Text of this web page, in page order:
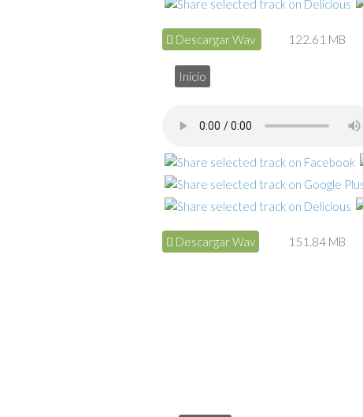
Descargar Wav 122.61 MB
Descargar Wav 151.84 MB
Inicio